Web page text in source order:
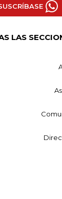
LAS